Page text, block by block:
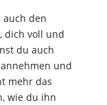
den
dich voll und
du auch
und
mehr das
wie du ihn